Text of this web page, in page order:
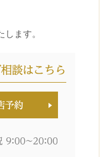
ます。